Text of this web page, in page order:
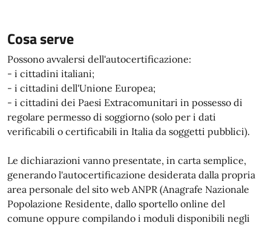
Cosa serve
Possono avvalersi dell'autocertificazione:
- i cittadini italiani;
- i cittadini dell'Unione Europea;
- i cittadini dei Paesi Extracomunitari in possesso di
regolare permesso di soggiorno (solo per i dati
verificabili o certificabili in Italia da soggetti pubblici).
Le dichiarazioni vanno presentate, in carta semplice,
generando l'autocertificazione desiderata dalla propria
area personale del sito web ANPR (Anagrafe Nazionale
Popolazione Residente, dallo sportello online del
comune oppure compilando i moduli disponibili negli